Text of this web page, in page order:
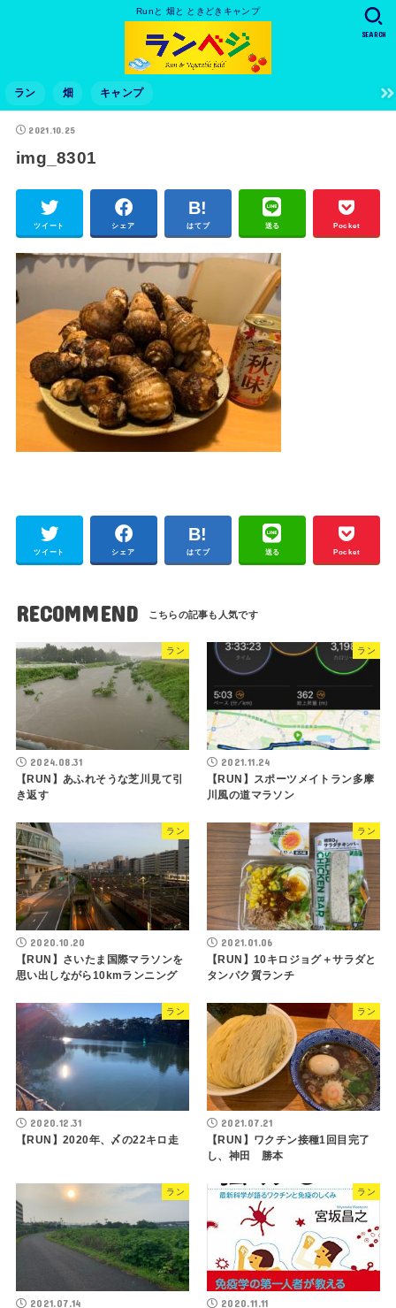
Runと 畑と ときどきキャンプ
ラン 畑 キャンプ
SEARCH
2021.10.25
img_8301
ツイート シェア はてブ 送る Pocket
ツイート シェア はてブ 送る Pocket
RECOMMEND
ラン
2024.08.31
【RUN】あふれそうな芝川見て引
き返す
ラン
2021.11.24
【RUN】スポーツメイトラン多摩
川風の道マラソン
ラン
2020.10.20
【RUN】さいたま国際マラソンを
思い出しながら10kmランニング
ラン
2021.01.06
【RUN】10キロジョグ＋サラダと
タンパク質ランチ
ラン
2020.12.31
【RUN】2020年、〆の22キロ走
ラン
2021.07.21
【RUN】ワクチン接種1回目完了
し、神田 勝本
ラン
2021.07.14
ラン
2020.11.11